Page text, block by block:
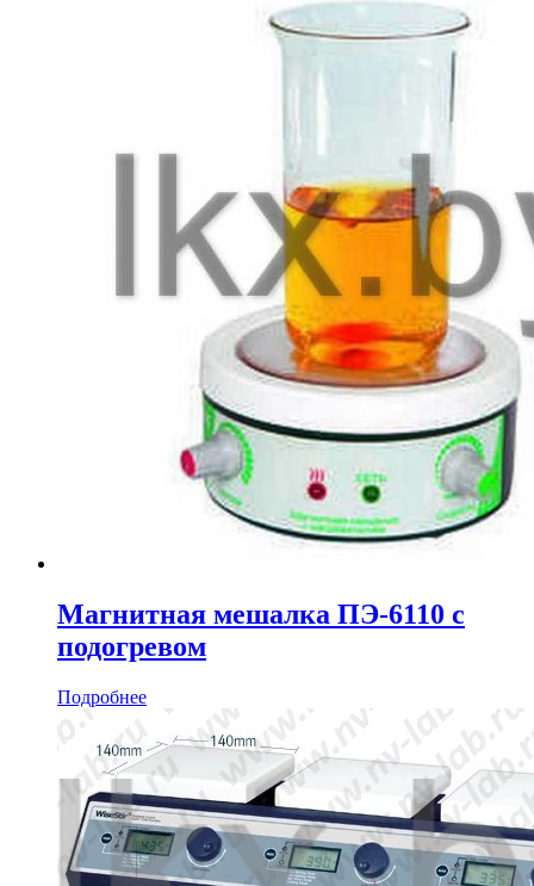
Магнитная мешалка ПЭ-6110 с
подогревом
Подробнее